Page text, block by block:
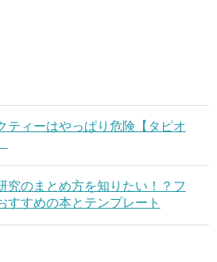
ティーはやっぱり危険【タピオ
究のまとめ方を知りたい！？フ
すすめの本とテンプレート